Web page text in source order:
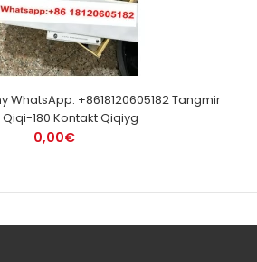
+8618120605182 Tangmir
180 Kontakt Qiqiyg
0,00€